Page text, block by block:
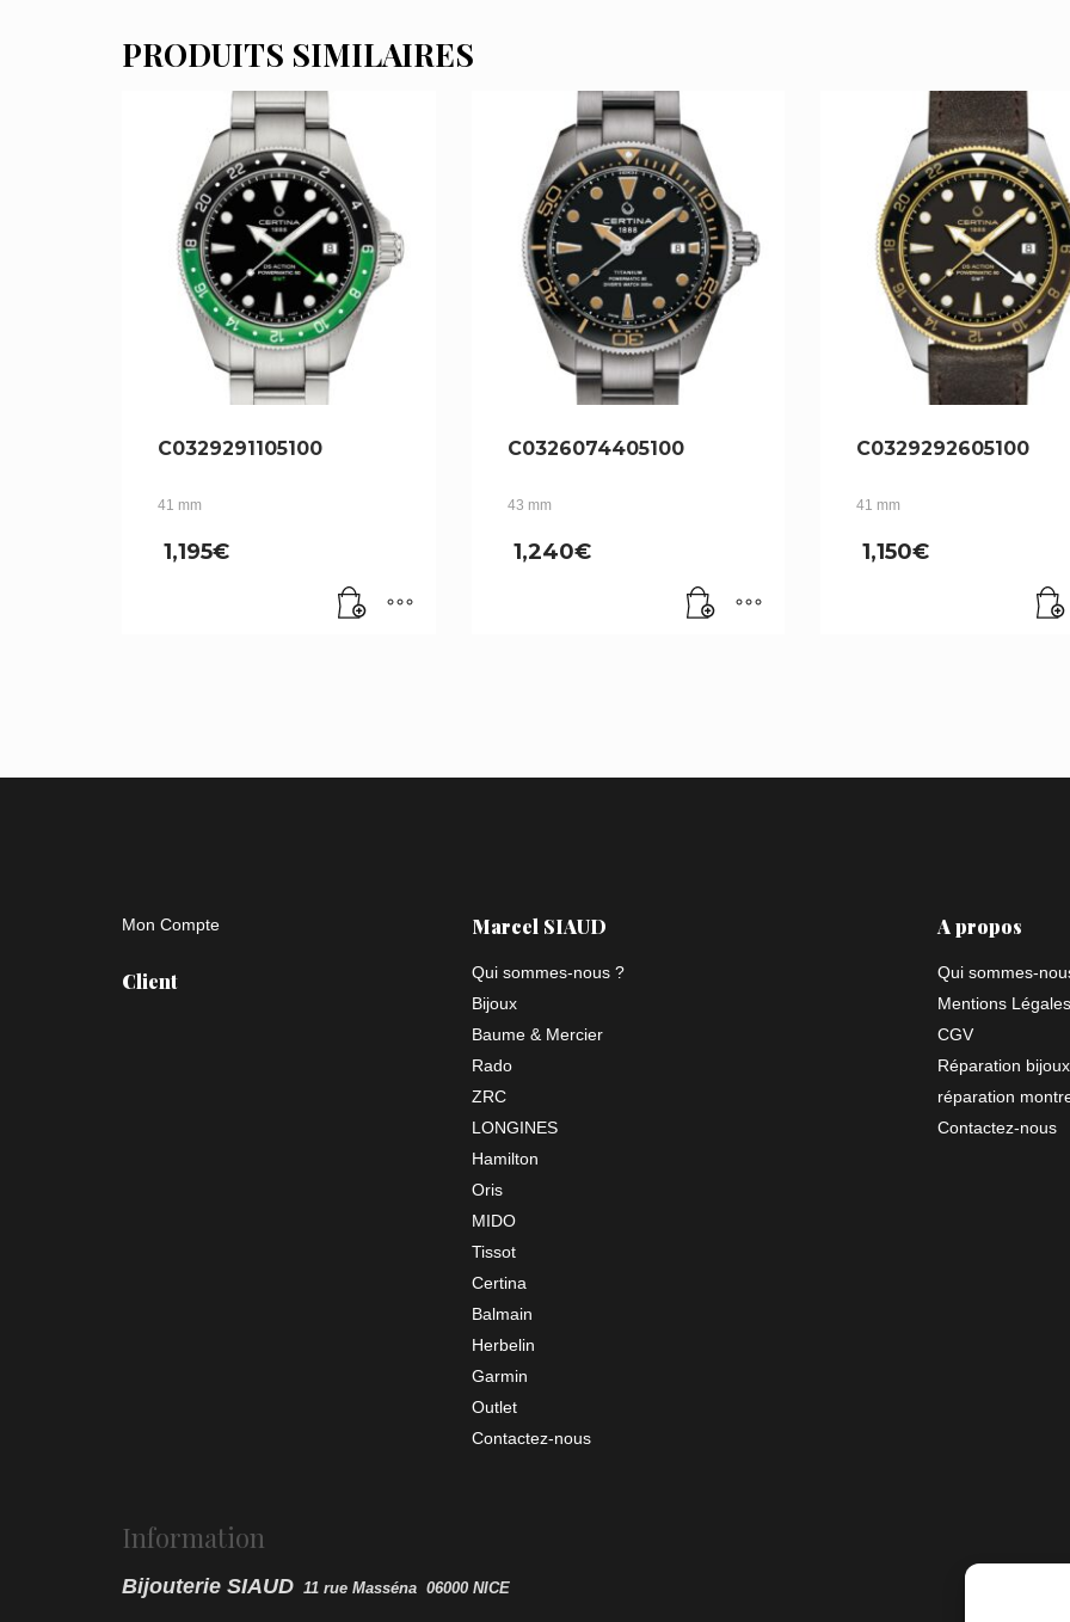
PRODUITS SIMILAIRES
C0329291105100
41 mm
1,195€
C0326074405100
43 mm
1,240€
C0329292605100
41 mm
1,150€
Mon Compte
Client
Marcel SIAUD
Qui sommes-nous ?
Bijoux
Baume & Mercier
Rado
ZRC
LONGINES
Hamilton
Oris
MIDO
Tissot
Certina
Balmain
Herbelin
Garmin
Outlet
Contactez-nous
A propos
Qui sommes-
Mentions Légales
CGV
Réparation
réparation
Contactez-nous
Information
Bijouterie SIAUD 11 rue Masséna 06000 NICE